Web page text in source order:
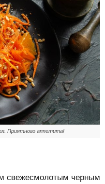
Приятного аппетита!
свежесмолотым черным